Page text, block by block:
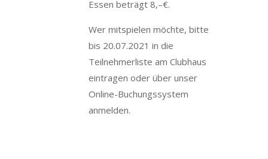
Essen beträgt 8,–€.
Wer mitspielen möchte, bitte
bis 20.07.2021 in die
Teilnehmerliste am Clubhaus
eintragen oder über unser
Online-Buchungssystem
anmelden.